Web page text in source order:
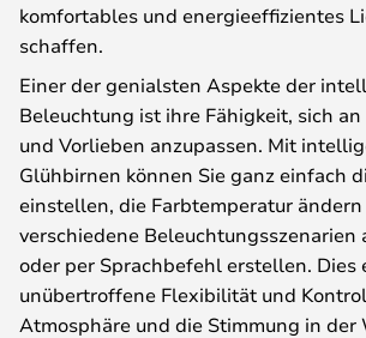
komfortables und energieeffizientes
schaffen.
Einer der genialsten Aspekte der
Beleuchtung ist ihre Fähigkeit, sich
und Vorlieben anzupassen. Mit
Glühbirnen können Sie ganz einfach
einstellen, die Farbtemperatur
verschiedene Beleuchtungsszenarien
oder per Sprachbefehl erstellen. Dies
unübertroffene Flexibilität und
Atmosphäre und die Stimmung in der